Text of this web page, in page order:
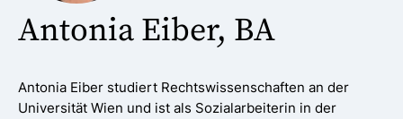
Antonia Eiber, BA
Antonia Eiber studiert Rechtswissenschaften an der
Universität Wien und ist als Sozialarbeiterin in der